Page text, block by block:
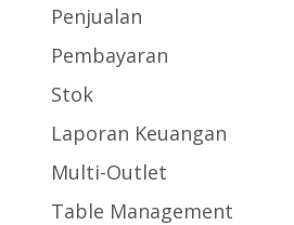
Penjualan
Pembayaran
Stok
Laporan Keuangan
Multi-Outlet
Table Management